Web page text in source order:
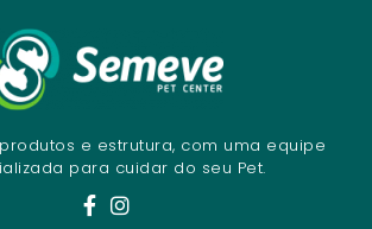
e estrutura, com uma equipe
para cuidar do seu Pet.